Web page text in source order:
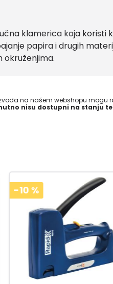
klamerica koja koristi
papira i drugih
na našem webshopu mogu
nisu dostupni na stanju
-10 %